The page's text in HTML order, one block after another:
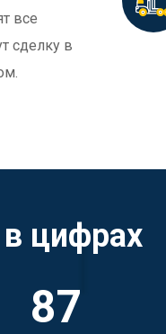
все
сделку в
цифрах
87